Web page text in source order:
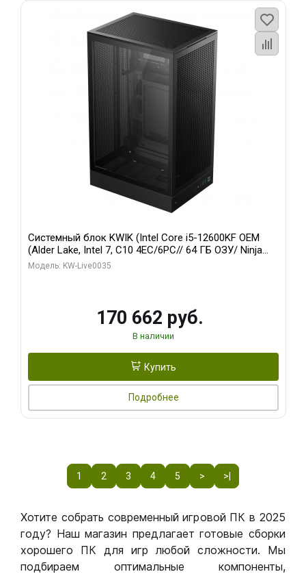
Системный блок KWIK (Intel Core i5-12600KF OEM
(Alder Lake, Intel 7, C10 4EC/6PC// 64 ГБ ОЗУ/ Ninja
Sinotex GTX1650 4GB 128bit GDDR6 DVI DP HDMI 2/
Модель: KW-Live0035
170 662 руб.
В наличии
Купить
Подробнее
1 2 3 4 5 > >|
Хотите собрать современный игровой ПК в 2025
году? Наш магазин предлагает готовые сборки
хорошего ПК для игр любой сложности. Мы
подбираем оптимальные компоненты,